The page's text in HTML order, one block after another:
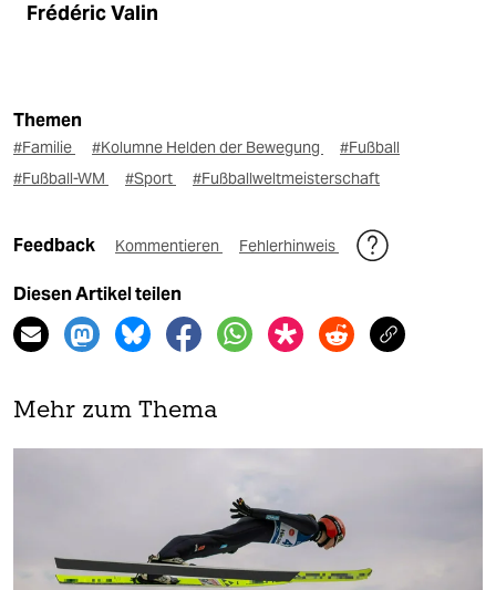
Frédéric Valin
Themen
#Familie #Kolumne Helden der Bewegung
#Fußball
#Fußball-WM
#Sport #Fußballweltmeisterschaft
Feedback Kommentieren Fehlerhinweis
Diesen Artikel teilen
Mehr zum Thema